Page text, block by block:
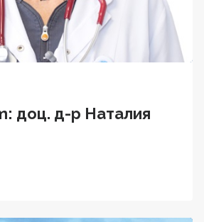
доц. д-р Наталия